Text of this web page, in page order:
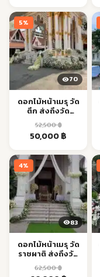
was:
82,500 ฿.
is:
80,000 ฿.
5%
70
ดอกไม้หน้าเมรุ วัด
ตึก ส่งถึงวัด
กรุงเทพฯ | Aorest
52,500฿
Original
was:
52,500 ฿.
50,000฿
is:
50,000 ฿.
4%
83
ดอกไม้หน้าเมรุ วัด
ราชผาติ ส่งถึงวัด
กรุงเทพฯ | Aorest
62,500฿